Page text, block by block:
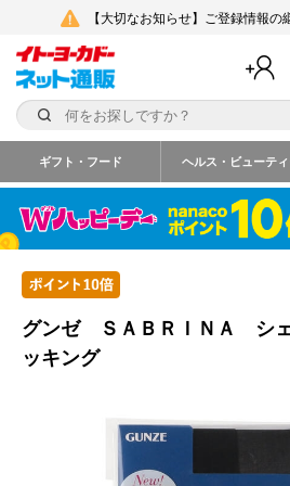
【大切なお知らせ】ご登録情報
ギフト・フード ヘルス・ビューテ
グンゼ ＳＡＢＲＩＮＡ シェ
ッキング